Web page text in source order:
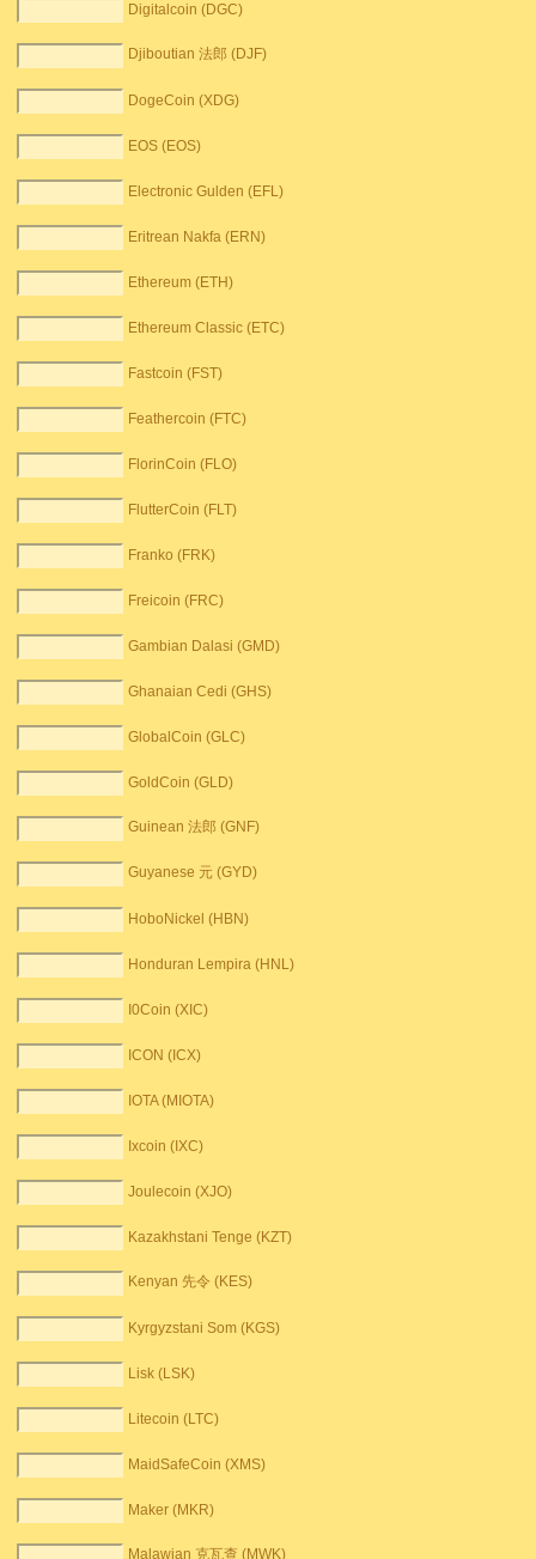
Digitalcoin (DGC)
Djiboutian 法郎 (DJF)
DogeCoin (XDG)
EOS (EOS)
Electronic Gulden (EFL)
Eritrean Nakfa (ERN)
Ethereum (ETH)
Ethereum Classic (ETC)
Fastcoin (FST)
Feathercoin (FTC)
FlorinCoin (FLO)
FlutterCoin (FLT)
Franko (FRK)
Freicoin (FRC)
Gambian Dalasi (GMD)
Ghanaian Cedi (GHS)
GlobalCoin (GLC)
GoldCoin (GLD)
Guinean 法郎 (GNF)
Guyanese 元 (GYD)
HoboNickel (HBN)
Honduran Lempira (HNL)
I0Coin (XIC)
ICON (ICX)
IOTA (MIOTA)
Ixcoin (IXC)
Joulecoin (XJO)
Kazakhstani Tenge (KZT)
Kenyan 先令 (KES)
Kyrgyzstani Som (KGS)
Lisk (LSK)
Litecoin (LTC)
MaidSafeCoin (XMS)
Maker (MKR)
Malawian 克瓦查 (MWK)